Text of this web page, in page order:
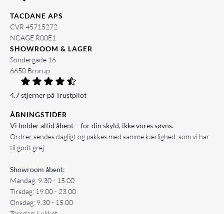
TACDANE APS
CVR 45715272
NCAGE R00E1
SHOWROOM & LAGER
Søndergade 16
6650 Brørup
4.7 stjerner på Trustpilot
ÅBNINGSTIDER
Vi holder altid åbent – for din skyld, ikke vores søvns.
Ordrer sendes dagligt og pakkes med samme kærlighed, som vi har
til godt grej
Showroom åbent:
Mandag: 9.30 - 15.00
Tirsdag: 19.00 - 23.00
Onsdag: 9.30 - 15.00